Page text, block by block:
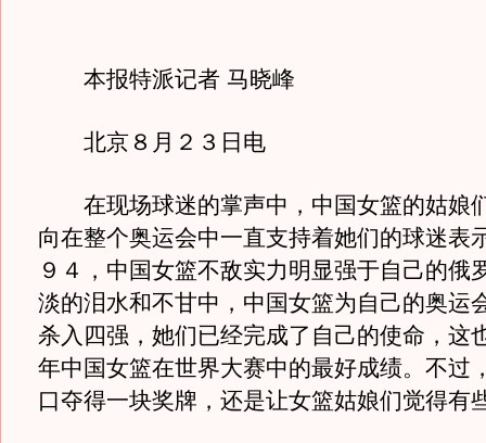
本报特派记者 马晓峰
北京８月２３日电
在现场球迷的掌声中，中国女篮的姑娘
向在整个奥运会中一直支持着她们的球迷表
９４，中国女篮不敌实力明显强于自己的俄
淡的泪水和不甘中，中国女篮为自己的奥运
杀入四强，她们已经完成了自己的使命，这
年中国女篮在世界大赛中的最好成绩。不过
口夺得一块奖牌，还是让女篮姑娘们觉得有